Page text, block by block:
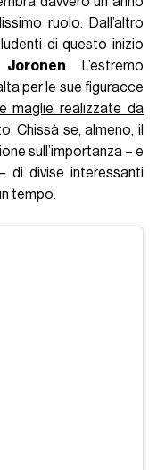
ruolo. Dall’altro
di questo inizio
Joronen. L’estremo
per le sue figuracce
maglie realizzate da
Chissà se, almeno, il
sull’importanza – e
di divise interessanti
tempo.